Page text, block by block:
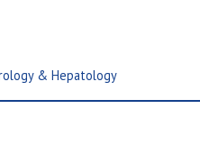
& Hepatology